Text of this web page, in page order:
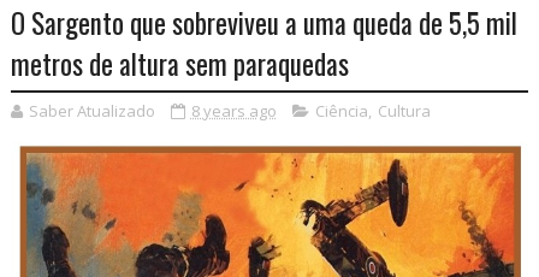
O Sargento que sobreviveu a uma queda de 5,5 mil
metros de altura sem paraquedas
Saber Atualizado 8 years ago Ciência, Cultura